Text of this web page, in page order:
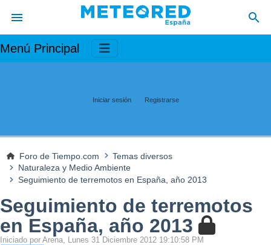
Menú Principal
Iniciar sesión Registrarse
Foro de Tiempo.com
Temas diversos
Naturaleza y Medio Ambiente
Seguimiento de terremotos en España, año 2013
Seguimiento de terremotos
en España, año 2013
Iniciado por Arena, Lunes 31 Diciembre 2012 19:10:58 PM